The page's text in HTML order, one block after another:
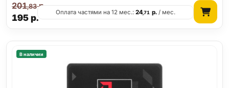
195р.
201,83р.
Оплата частями на 12 мес.:24,71 р./ мес.
В наличии